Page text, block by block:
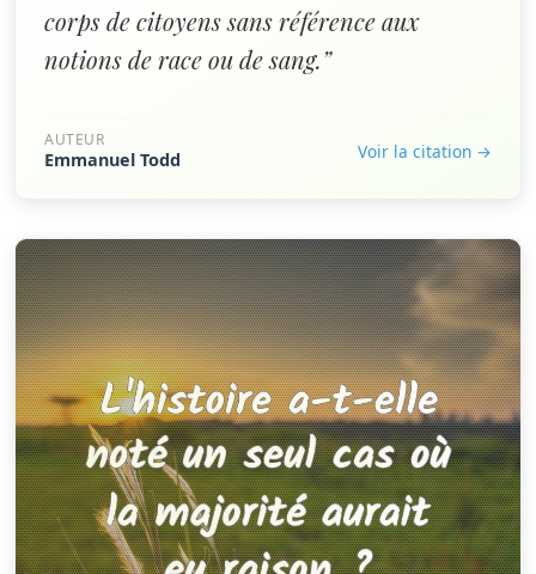
corps de citoyens sans référence aux
notions de race ou de sang.”
AUTEUR
Emmanuel Todd Voir la citation →